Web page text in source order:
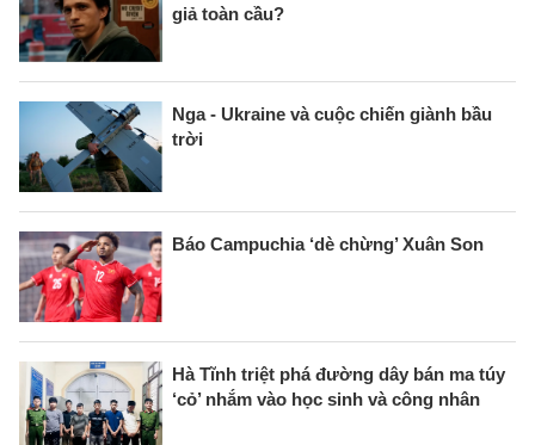
giả toàn cầu?
Nga - Ukraine và cuộc chiến giành bầu
trời
Báo Campuchia ‘dè chừng’ Xuân Son
Hà Tĩnh triệt phá đường dây bán ma túy
‘cỏ’ nhắm vào học sinh và công nhân